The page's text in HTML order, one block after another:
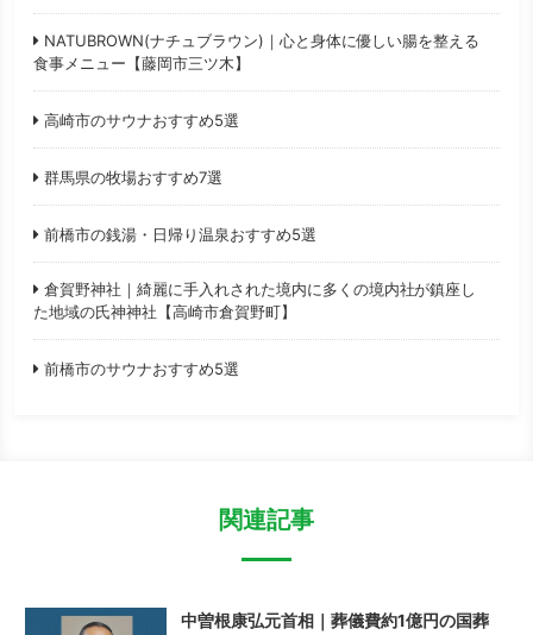
NATUBROWN(ナチュブラウン)｜心と身体に優しい腸を整える
食事メニュー【藤岡市三ツ木】
高崎市のサウナおすすめ5選
群馬県の牧場おすすめ7選
前橋市の銭湯・日帰り温泉おすすめ5選
倉賀野神社｜綺麗に手入れされた境内に多くの境内社が鎮座し
た地域の氏神神社【高崎市倉賀野町】
前橋市のサウナおすすめ5選
関連記事
中曽根康弘元首相｜葬儀費約1億円の国葬